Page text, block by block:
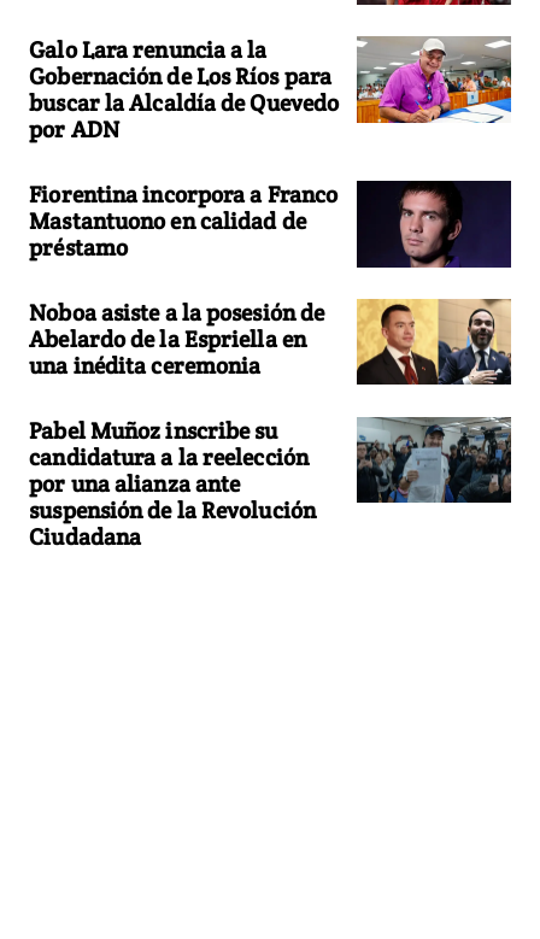
Galo Lara renuncia a la
Gobernación de Los Ríos para
buscar la Alcaldía de Quevedo
por ADN
Fiorentina incorpora a Franco
Mastantuono en calidad de
préstamo
Noboa asiste a la posesión de
Abelardo de la Espriella en
una inédita ceremonia
Pabel Muñoz inscribe su
candidatura a la reelección
por una alianza ante
suspensión de la Revolución
Ciudadana